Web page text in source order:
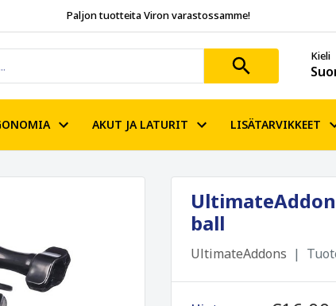
Paljon tuotteita Viron varastossamme!
Kieli
AKUT JA LATURIT LISÄTARVIKKEET
ball
UltimateAddons